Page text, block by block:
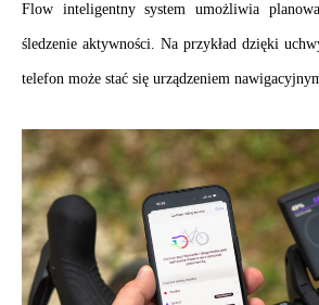
Flow inteligentny system umożliwia
śledzenie aktywności. Na przykład dzięki
telefon może stać się urządzeniem